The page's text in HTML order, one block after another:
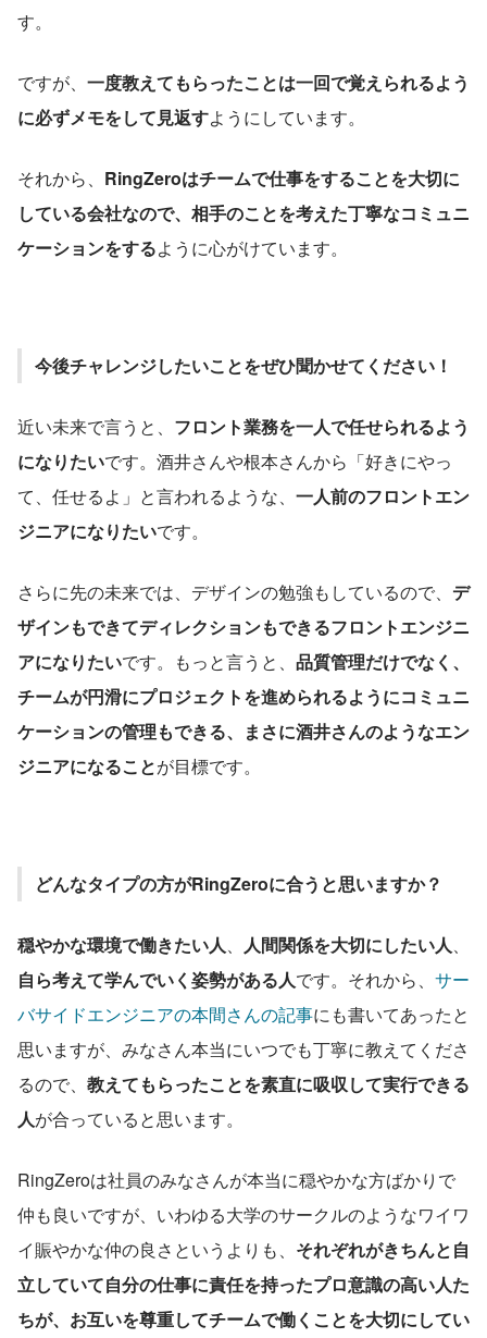
す。
ですが、 一度教えてもらったことは一回で覚えられるよう
に必ずメモをして見返すようにしています。
それから、 RingZeroはチームで仕事をすることを大切に
している会社なので、相手のことを考えた丁寧なコミュニ
ケーションをするように心がけています。
今後チャレンジしたいことをぜひ聞かせてください！
近い未来で言うと、 フロント業務を一人で任せられるよう
になりたいです。酒井さんや根本さんから「好きにやっ
て、任せるよ」と言われるような、 一人前のフロントエン
ジニアになりたいです。
さらに先の未来では、デザインの勉強もしているので、 デ
ザインもできてディレクションもできるフロントエンジニ
アになりたいです。もっと言うと、 品質管理だけでなく、
チームが円滑にプロジェクトを進められるようにコミュニ
ケーションの管理もできる、まさに酒井さんのようなエン
ジニアになることが目標です。
どんなタイプの方がRingZeroに合うと思いますか？
穏やかな環境で働きたい人、 人間関係を大切にしたい人、
自ら考えて学んでいく姿勢がある人です。それから、 サー
バサイドエンジニアの本間さんの記事にも書いてあったと
思いますが、みなさん本当にいつでも丁寧に教えてくださ
るので、 教えてもらったことを素直に吸収して実行できる
人が合っていると思います。
RingZeroは社員のみなさんが本当に穏やかな方ばかりで
仲も良いですが、いわゆる大学のサークルのようなワイワ
イ賑やかな仲の良さというよりも、 それぞれがきちんと自
立していて自分の仕事に責任を持ったプロ意識の高い人た
ちが、お互いを尊重してチームで働くことを大切にしてい